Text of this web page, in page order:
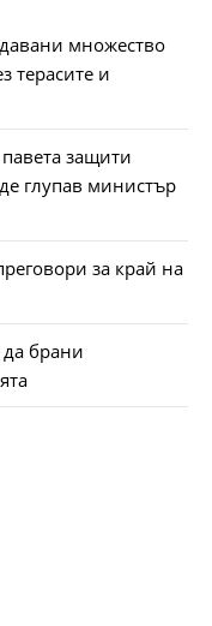
множество
терасите и
защити
глупав министър
за край на
брани